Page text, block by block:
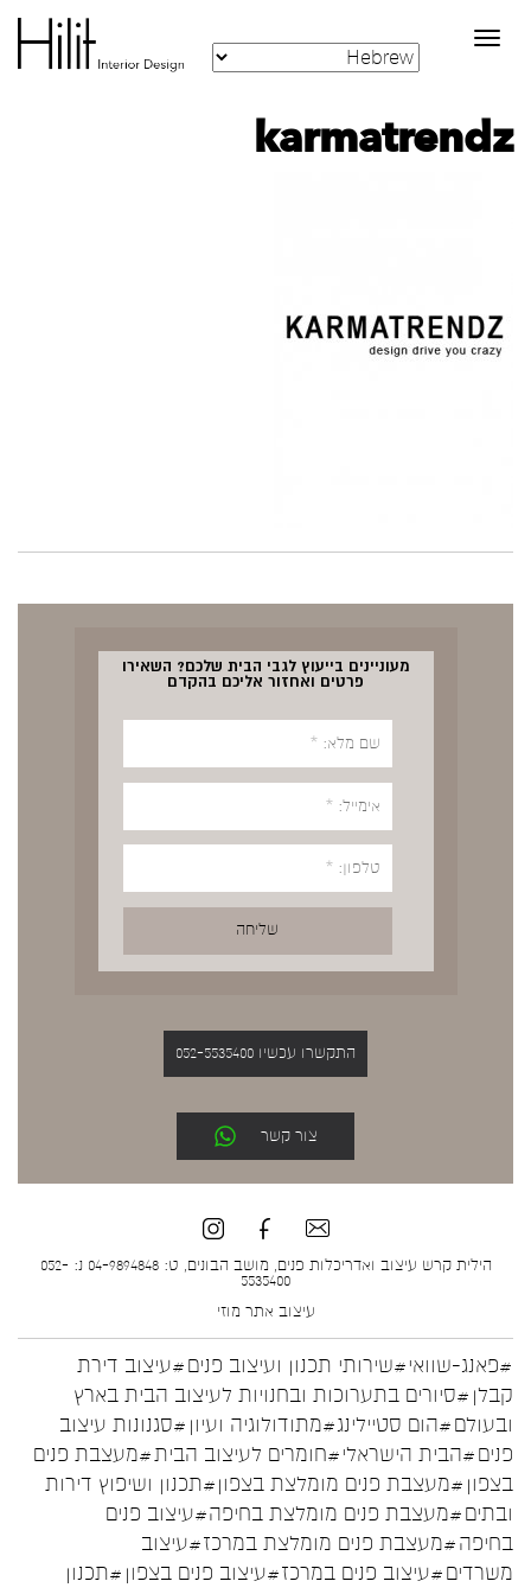
Toggle
navigation
karmatrendz
מעוניינים בייעוץ לגבי הבית שלכם? השאירו
פרטים ואחזור אליכם בהקדם
התקשרו עכשיו 052-5535400
צור קשר
הילית קרש עיצוב ואדריכלות פנים, מושב הבונים, ט: 04-9894848 נ: 052-
5535400
עיצוב אתר מוזי
#פאנג-שוואי#שירותי תכנון ועיצוב פנים#עיצוב דירת
קבלן #סיורים בתערוכות ובחנויות לעיצוב הבית בארץ
ובעולם#הום סטיילינג#מתודולוגיה ועיון #סגנונות עיצוב
פנים#הבית הישראלי#חומרים לעיצוב הבית#מעצבת פנים
בצפון #מעצבת פנים מומלצת בצפון#תכנון ושיפוץ דירות
ובתים#מעצבת פנים מומלצת בחיפה#עיצוב פנים
בחיפה#מעצבת פנים מומלצת במרכז#עיצוב
משרדים#עיצוב פנים במרכז#עיצוב פנים בצפון #תכנון